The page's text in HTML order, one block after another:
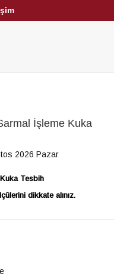
İşleme Kuka
2026 Pazar
Tesbih
dikkate alınız.